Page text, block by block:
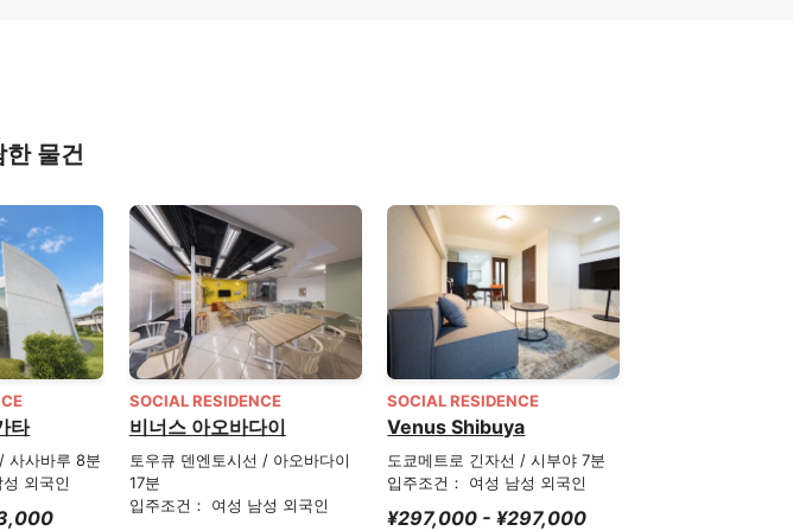
물건
타
사사바루 8분
외국인
SOCIAL RESIDENCE
비너스 아오바다이
토우큐 덴엔토시선 / 아오바다이
17분
입주조건： 여성 남성 외국인
SOCIAL RESIDENCE
Venus Shibuya
도쿄메트로 긴자선 / 시부야 7분
입주조건： 여성 남성 외국인
¥297,000 - ¥297,000